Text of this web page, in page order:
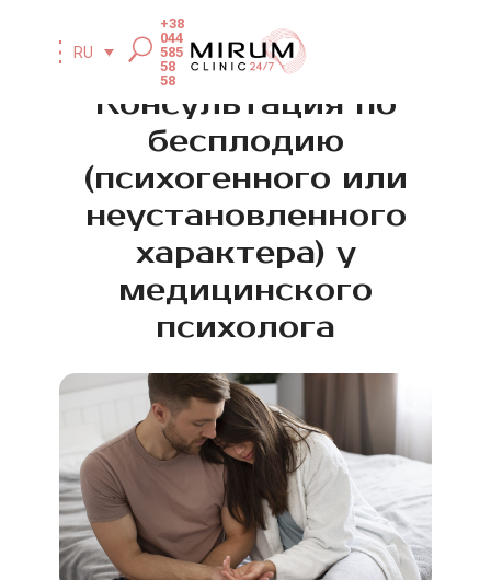
RU
+38
044
585
58
58
Консультация по
бесплодию
(психогенного или
неустановленного
характера) у
медицинского
психолога